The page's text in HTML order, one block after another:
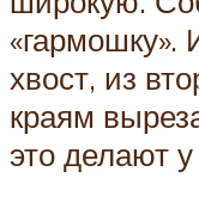
«гармошку».
хвост, из
краям
это делают